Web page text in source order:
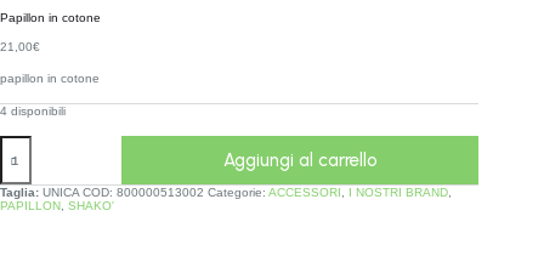
Papillon in cotone
21,00€
papillon in cotone
4 disponibili
Aggiungi al carrello
Taglia: UNICA COD: 800000513002 Categorie: ACCESSORI I NOSTRI BRAND
PAPILLON SHAKO'